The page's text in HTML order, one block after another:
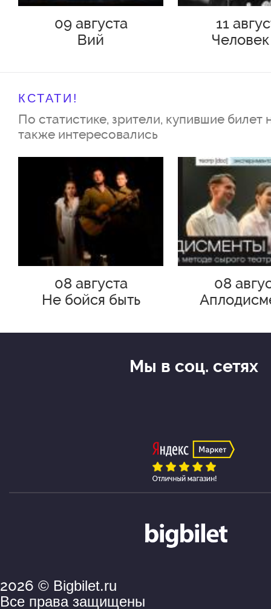
09 августа
Вий
11
КСТАТИ!
По статистике, зрители, купившие билет
также интересовались
08 августа
Не бойся быть
08
2026 © Bigbilet.ru
Все права защищены
Мы в соц. сетях